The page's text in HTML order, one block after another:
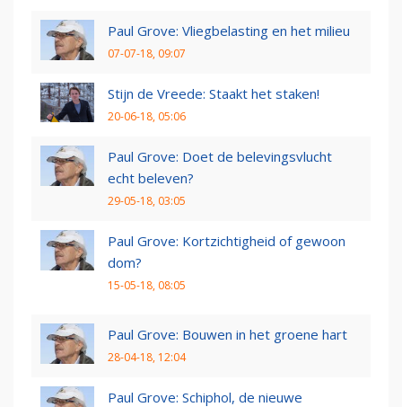
Paul Grove: Vliegbelasting en het milieu
07-07-18, 09:07
Stijn de Vreede: Staakt het staken!
20-06-18, 05:06
Paul Grove: Doet de belevingsvlucht
echt beleven?
29-05-18, 03:05
Paul Grove: Kortzichtigheid of gewoon
dom?
15-05-18, 08:05
Paul Grove: Bouwen in het groene hart
28-04-18, 12:04
Paul Grove: Schiphol, de nieuwe